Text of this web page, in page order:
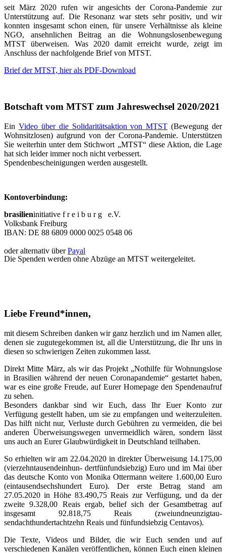
seit März 2020 rufen wir angesichts der Corona-Pandemie zur
Unterstützung auf. Die Resonanz war stets sehr positiv, und wir
konnten insgesamt schon einen, für unsere Verhältnisse als kleine
NGO, ansehnlichen Beitrag an die Wohnungslosenbewegung
MTST überweisen. Was 2020 damit erreicht wurde, zeigt im
Anschluss der nachfolgende Brief von MTST.
Brief der MTST, hier als PDF-Download
Botschaft vom MTST zum Jahreswechsel 2020/2021
Ein Video über die Solidaritätsaktion von MTST (Bewegung der
Wohnsitzlosen) aufgrund von der Corona-Pandemie. Unterstützen
Sie weiterhin unter dem Stichwort „MTST“ diese Aktion, die Lage
hat sich leider immer noch nicht verbessert.
Spendenbescheinigungen werden ausgestellt.
Kontoverbindung:
brasilieninitiative f r e i b u r g e.V.
Volksbank Freiburg
IBAN: DE 88 6809 0000 0025 0548 06
oder alternativ überPayal
Die Spenden werden ohne Abzüge an MTST weitergeleitet.
Liebe Freund*innen,
mit diesem Schreiben danken wir ganz herzlich und im Namen aller,
denen sie zugutegekommen ist, all die Unterstützung, die Ihr uns in
diesen so schwierigen Zeiten zukommen lasst.
Direkt Mitte März, als wir das Projekt „Nothilfe für Wohnungslose
in Brasilien während der neuen Coronapandemie“ gestartet haben,
war es eine große Freude, auf Eurer Homepage den Spendenaufruf
zu sehen.
Besonders dankbar sind wir Euch, dass Ihr Euer Konto zur
Verfügung gestellt haben, um sie zu empfangen und weiterzuleiten.
Das hilft nicht nur, Verluste durch Gebühren zu vermeiden, die bei
anderen Überweisungswegen unvermeidlich wären, sondern lässt
uns auch an Eurer Glaubwürdigkeit in Deutschland teilhaben.
So erhielten wir am 22.04.2020 in direkter Überweisung 14.175,00
(vierzehntausendeinhun- dertfünfundsiebzig) Euro und im Mai über
das deutsche Konto von Monika Ottermann weitere 1.600,00 Euro
(eintausendsechshundert Euro). Der erste Betrag stand am
27.05.2020 in Höhe 83.490,75 Reais zur Verfügung, und da der
zweite 9.328,00 Reais ergab, belief sich der Gesamtbetrag auf
insgesamt 92.818,75 Reais (zweiundneunzigtau-
sendachthundertachtzehn Reais und fünfundsiebzig Centavos).
Die Texte, Videos und Bilder, die wir Euch senden und auf
verschiedenen Kanälen veröffentlichen, können Euch einen kleinen